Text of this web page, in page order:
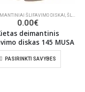
ŠLIFAVIMO DISKAI ŠLIFAVIMO/POLIRAVIMO INSTRUMENTAI
0.00€
deimantinis
diskas 145 MUSA
PASIRINKTI SAVYBES